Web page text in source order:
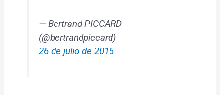
— Bertrand PICCARD
(@bertrandpiccard)
26 de julio de 2016